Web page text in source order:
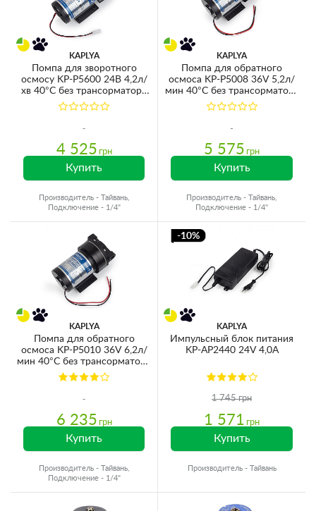
KAPLYA
Помпа для зворотного
осмосу KP-P5600 24В 4,2л/
хв 40°C без трансорматора
та датчиків (для мембран
600GPD)
4 525 грн
Купить
Производитель - Тайвань,
Подключение - 1/4"
KAPLYA
Помпа для обратного
осмоса KP-P5008 36V 5,2л/
мин 40°C без трансорматора
и датчиков (для мембран
800GPD)
5 575 грн
Купить
Производитель - Тайвань,
Подключение - 1/4"
KAPLYA
Помпа для обратного
осмоса KP-P5010 36V 6,2л/
мин 40°C без трансорматора
и датчиков (для мембран
1000GPD)
6 235 грн
Купить
Производитель - Тайвань,
Подключение - 1/4"
-10%
KAPLYA
Импульсный блок питания
KP-AP2440 24V 4,0A
1 745 грн
1 571 грн
Купить
Производитель - Тайвань